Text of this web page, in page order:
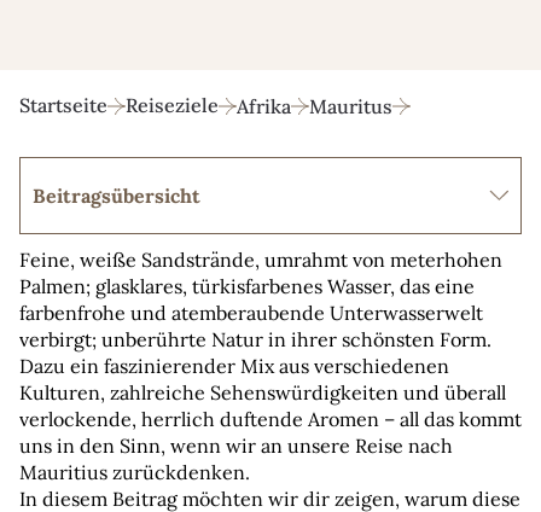
Startseite Reiseziele Afrika Mauritus
Feine, weiße Sandstrände, umrahmt von meterhohen
Palmen; glasklares, türkisfarbenes Wasser, das eine
farbenfrohe und atemberaubende Unterwasserwelt
verbirgt; unberührte Natur in ihrer schönsten Form.
Dazu ein faszinierender Mix aus verschiedenen
Kulturen, zahlreiche Sehenswürdigkeiten und überall
verlockende, herrlich duftende Aromen – all das kommt
uns in den Sinn, wenn wir an unsere Reise nach
Mauritius zurückdenken.
In diesem Beitrag möchten wir dir zeigen, warum diese
Beitragsübersicht